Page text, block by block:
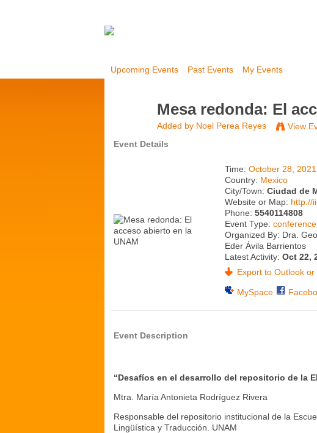
Upcoming Events Past Events My Events
Mesa redonda: El
Added by Noel Perea Reyes
View
Event Details
Time:October 28, 2021
Country: Mexico
City/Town:Ciudad de
Website or Map: http://
Phone:5540114808
Event Type:conference
Organized By: Dra.
Eder Ávila Barrientos
Latest Activity:Oct 22,
Export to Outlook or
MySpace
Event Description
“Desafíos en el desarrollo del repositorio de la
Mtra. María Antonieta Rodríguez Rivera
Responsable del repositorio institucional de la
Lingüística y Traducción. UNAM